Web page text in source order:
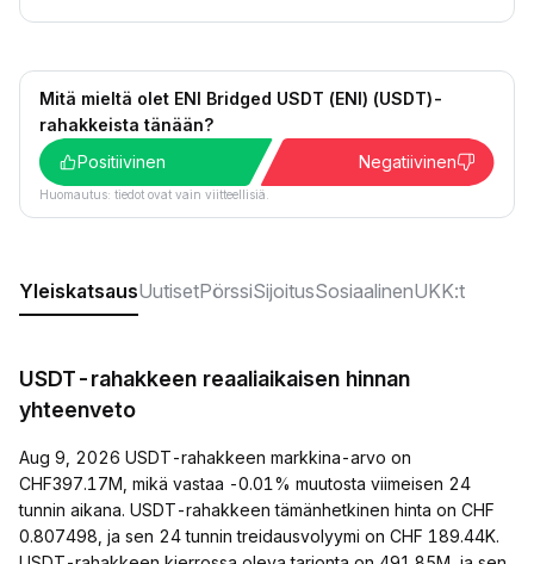
Mitä mieltä olet ENI Bridged USDT (ENI) (USDT)-
rahakkeista tänään?
Positiivinen
Negatiivinen
Huomautus: tiedot ovat vain viitteellisiä.
YleiskatsausUutisetPörssiSijoitusSosiaalinenUKK:t
USDT-rahakkeen reaaliaikaisen hinnan
yhteenveto
Aug 9, 2026 USDT-rahakkeen markkina-arvo on
CHF397.17M, mikä vastaa -0.01% muutosta viimeisen 24
tunnin aikana. USDT-rahakkeen tämänhetkinen hinta on CHF
0.807498, ja sen 24 tunnin treidausvolyymi on CHF 189.44K.